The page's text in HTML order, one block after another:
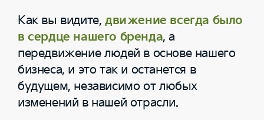
Как вы видите, движение всегда было
в сердце нашего бренда, а
передвижение людей в основе нашего
бизнеса, и это так и останется в
будущем, независимо от любых
изменений в нашей отрасли.